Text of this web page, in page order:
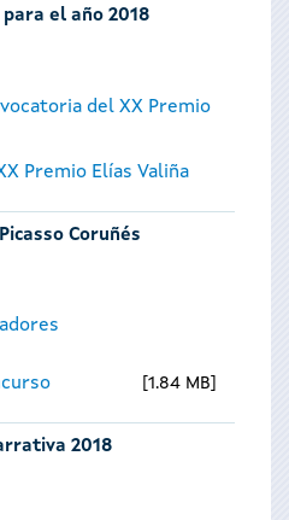
el año 2018
del XX Premio
Premio Elías Valiña
Coruñés
1.84 MB
2018